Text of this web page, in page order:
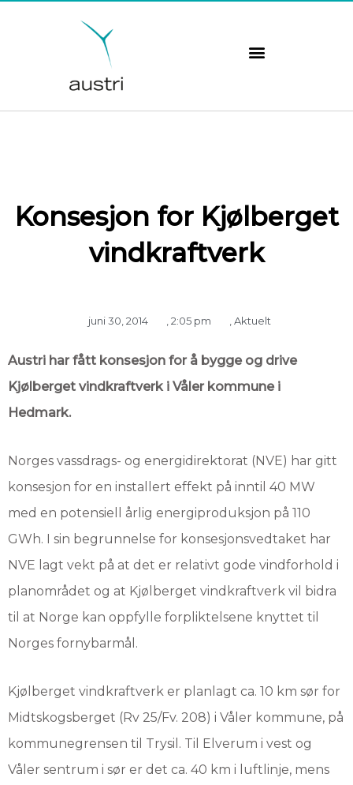
Konsesjon for Kjølberget
vindkraftverk
juni 30, 2014 2:05 pm Aktuelt
Austri har fått konsesjon for å bygge og drive
Kjølberget vindkraftverk i Våler kommune i
Hedmark.
Norges vassdrags- og energidirektorat (NVE) har gitt
konsesjon for en installert effekt på inntil 40 MW
med en potensiell årlig energiproduksjon på 110
GWh. I sin begrunnelse for konsesjonsvedtaket har
NVE lagt vekt på at det er relativt gode vindforhold i
planområdet og at Kjølberget vindkraftverk vil bidra
til at Norge kan oppfylle forpliktelsene knyttet til
Norges fornybarmål.
Kjølberget vindkraftverk er planlagt ca. 10 km sør for
Midtskogsberget (Rv 25/Fv. 208) i Våler kommune, på
kommunegrensen til Trysil. Til Elverum i vest og
Våler sentrum i sør er det ca. 40 km i luftlinje, mens